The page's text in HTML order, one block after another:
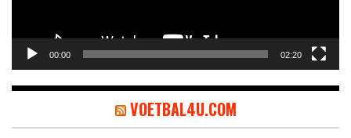
00:00 02:20
VOETBAL4U.COM